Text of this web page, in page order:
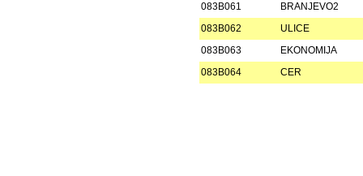
083B061
BRANJEVO2
083B062
ULICE
083B063
EKONOMIJA
083B064
CER